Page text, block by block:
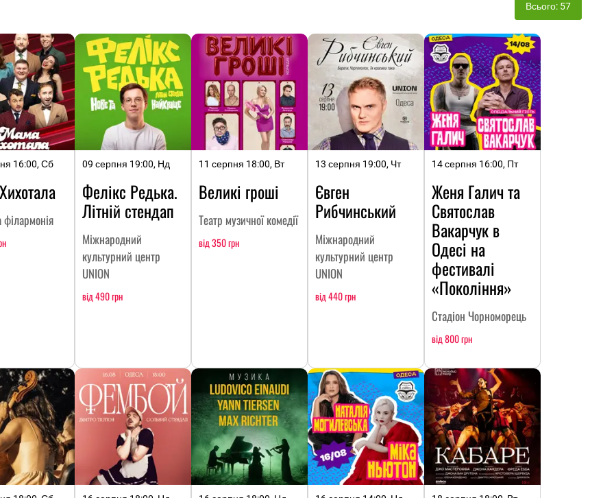
Всього: 57
16:00, Сб 09 серпня 19:00, Нд
Фелікс Редька.
Літній стендап
Міжнародний
культурний центр
UNION
від 490 грн
11 серпня 18:00, Вт
Великі гроші
Театр музичної комедії
від 350 грн
13 серпня 19:00, Чт
Євген
Рибчинський
Міжнародний
культурний центр
UNION
від 440 грн
14 серпня 16:00, Пт
Женя Галич та
Святослав
Вакарчук в
Одесі на
фестивалі
«Покоління»
Стадіон Чорноморець
від 800 грн